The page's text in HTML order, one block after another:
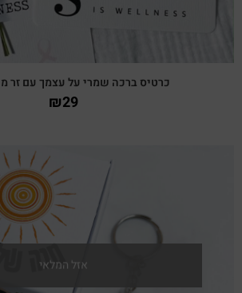
כרטיס ברכה שמרי על עצמך עם זר
₪29
אזל המלאי
צפייה